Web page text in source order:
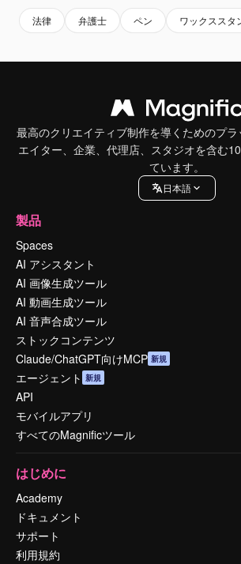
法律 弁護士 ペン ワックススタ
最高のクリエイティブ制作を導くためのプ
エイター、企業、代理店、スタジオを含む
ています。
日本語
製品
Spaces
AI アシスタント
AI 画像生成ツール
AI 動画生成ツール
AI 音声合成ツール
ストックコンテンツ
Claude/ChatGPT向けMCP 新規
エージェント 新規
API
モバイルアプリ
すべてのMagnificツール
はじめに
Academy
ドキュメント
サポート
利用規約